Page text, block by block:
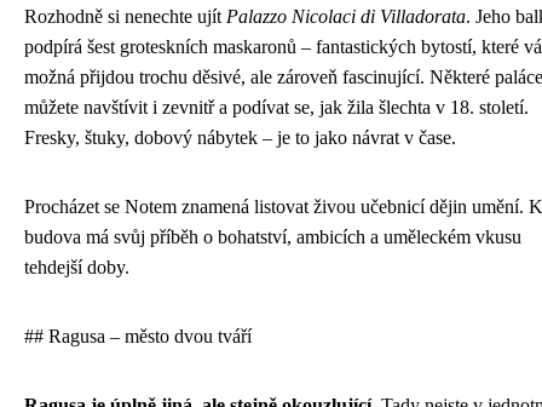
Rozhodně si nenechte ujít Palazzo Nicolaci di Villadorata. Jeho
podpírá šest groteskních maskaronů – fantastických bytostí, které
možná přijdou trochu děsivé, ale zároveň fascinující. Některé paláce
můžete navštívit i zevnitř a podívat se, jak žila šlechta v 18. století.
Fresky, štuky, dobový nábytek – je to jako návrat v čase.
Procházet se Notem znamená listovat živou učebnicí dějin umění.
budova má svůj příběh o bohatství, ambicích a uměleckém vkusu
tehdejší doby.
## Ragusa – město dvou tváří